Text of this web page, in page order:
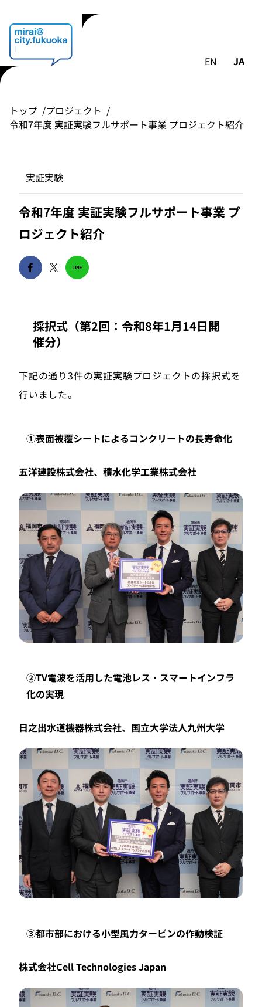
EN JA
トップ
プロジェクト
令和7年度 実証実験フルサポート事業 プロジェクト紹介
実証実験
令和7年度 実証実験フルサポート事業 プ
ロジェクト紹介
採択式（第2回：令和8年1月14日開
催分）
下記の通り3件の実証実験プロジェクトの採択式を
行いました。
①表面被覆シートによるコンクリートの長寿命化
五洋建設株式会社、積水化学工業株式会社
②TV電波を活用した電池レス・スマートインフラ
化の実現
日之出水道機器株式会社、国立大学法人九州大学
③都市部における小型風力タービンの作動検証
株式会社Cell Technologies Japan